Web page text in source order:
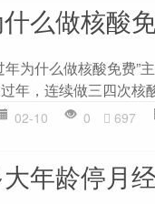
么做核酸
年为什么做核酸免费”
年，连续做三四次核
02-10 0 697
年龄停月